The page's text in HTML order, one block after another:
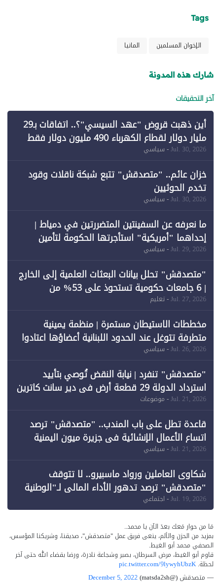
Tags
الإخوان المسلمين المانيا
شارك هذه المدونة
آخر التحقيقات
أين ذهبت قروض "عهد السيسي"؟.. اتفاقات بـ29
مليار دولار لقطاع الكهرباء 490 مليون دولار فقط
لـ"الطاقة المتجددة" (1)
Jul. 30, 2026- سياسي
خزان عائم.. "متصدقش" تتبع شبكة ناقلات وقود
تخدم الحوثيين
Jul. 30, 2026- سياسي
ما نعرفه عن السفينتين المتضررتين في دمياط |
إحداهما "أمريكية" استأجرتها الحكومة لتأمين
احتياجات الطاقة
Jul. 29, 2026- سياسي
"متصدقش" تحلل بيانات البعثات العلمية إلى الخارج
| 6 جامعات حكومية تستحوذ على 53% من
Jul. 27, 2026- تعليم
مخططات الاستيطان مستمرة | منظمة يمينية
متطرفة تتوغل عند الحدود اللبنانية أعضاؤها اعتادوا
خرق الحدود
Jul. 26, 2026- سياسي
"متصدقش" تنفرد | نيابة النقض تُوصي بتأييد
استرداد الدولة 29 قطعة أرض في دير سانت كاترين
وقبول طعن الحكومة جزئيًا (1)
Jul. 21, 2026- موضوعات
قاعدة تطل على باب المندب.. "متصدقش" ترصد
اتساع الأعمال الإنشائية في جزيرة ميون اليمنية
Jul. 21, 2026- سياسي
شكاوى العاملين ورواد ماسبيرو.. لا تتوقف
"متصدقش" ترصد تدهور الأداء المالي لـ"الوطنية
للإعلام"
Jul. 19, 2026- اجتماعي
مَا من حوار مَعك بعدَ الآن يا محمد..
بمزيد من الحزن والألم، ينعى فريق عمل "متصدقش"، صديقنا، وشريكنا المؤسس،
الصحفي محمد أبو الغيط.
قاوم أبو الغيط، مرض السرطان، بصبر وشجاعة نادرة، ورضا بقضاء الله حتى آخر
لحظة. pic.twitter.com/9lywyhUbzK
— متصدقش (@matsda2sh)
December 5, 2022